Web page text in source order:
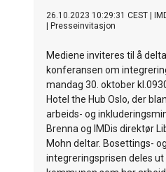
26.10.2023 10:29:31 CEST
Presseinvitasjon
Mediene inviteres til å
konferansen om
mandag 30. oktober
Hotel the Hub Oslo, der
arbeids- og
Brenna og IMDis direktør
Mohn deltar. Bosettings- og
integreringsprisen deles ut